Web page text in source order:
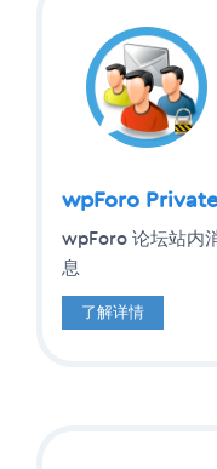
wpForo
wpForo 论坛站内
息
了解详情